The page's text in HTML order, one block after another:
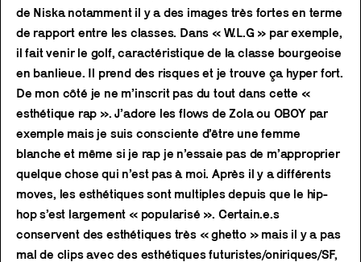
de Niska notamment il y a des images très fortes en terme
de rapport entre les classes. Dans « W.L.G » par exemple,
il fait venir le golf, caractéristique de la classe bourgeoise
en banlieue. Il prend des risques et je trouve ça hyper fort.
De mon côté je ne m’inscrit pas du tout dans cette «
esthétique rap ». J’adore les flows de Zola ou OBOY par
exemple mais je suis consciente d’être une femme
blanche et même si je rap je n’essaie pas de m’approprier
quelque chose qui n’est pas à moi. Après il y a différents
moves, les esthétiques sont multiples depuis que le hip-
hop s’est largement « popularisé ». Certain.e.s
conservent des esthétiques très « ghetto » mais il y a pas
mal de clips avec des esthétiques futuristes/oniriques/SF,